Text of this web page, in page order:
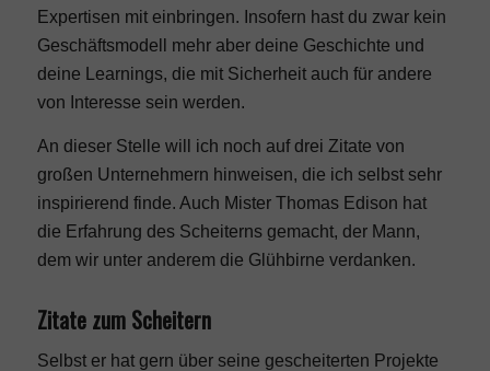
Expertisen mit einbringen. Insofern hast du zwar kein
Geschäftsmodell mehr aber deine Geschichte und
deine Learnings, die mit Sicherheit auch für andere
von Interesse sein werden.
An dieser Stelle will ich noch auf drei Zitate von
großen Unternehmern hinweisen, die ich selbst sehr
inspirierend finde. Auch Mister Thomas Edison hat
die Erfahrung des Scheiterns gemacht, der Mann,
dem wir unter anderem die Glühbirne verdanken.
Zitate zum Scheitern
Selbst er hat gern über seine gescheiterten Projekte